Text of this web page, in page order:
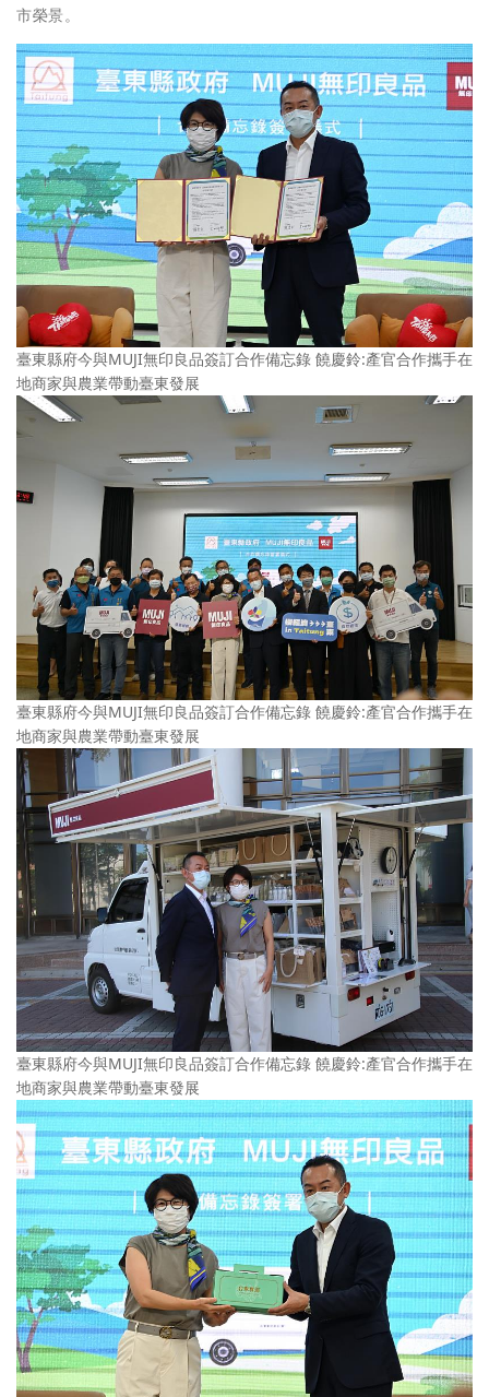
市榮景。
臺東縣府今與MUJI無印良品簽訂合作備忘錄 饒慶鈴:產官合作攜手在
地商家與農業帶動臺東發展
臺東縣府今與MUJI無印良品簽訂合作備忘錄 饒慶鈴:產官合作攜手在
地商家與農業帶動臺東發展
臺東縣府今與MUJI無印良品簽訂合作備忘錄 饒慶鈴:產官合作攜手在
地商家與農業帶動臺東發展